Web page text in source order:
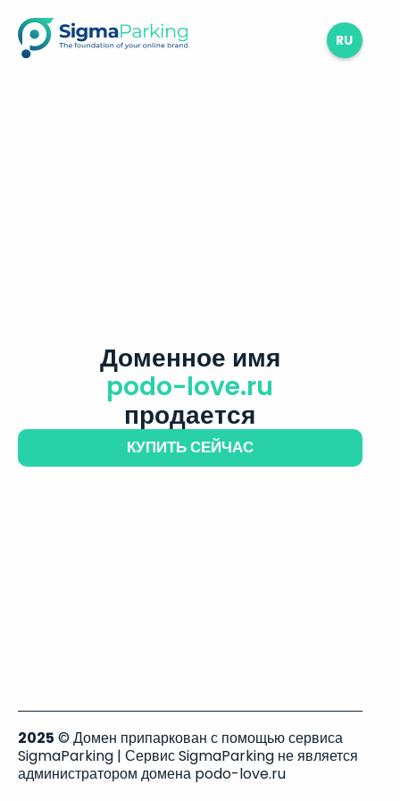
RU
Доменное имя
podo-love.ru
продается
КУПИТЬ СЕЙЧАС
2025 © Домен припаркован с помощью сервиса
SigmaParking | Сервис SigmaParking не является
администратором домена podo-love.ru